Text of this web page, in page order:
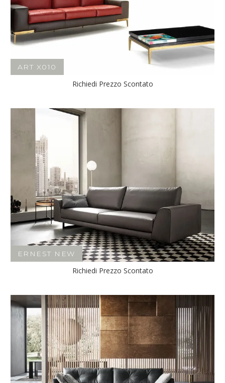
ART X010
Richiedi Prezzo Scontato
ERNEST NEW
Richiedi Prezzo Scontato